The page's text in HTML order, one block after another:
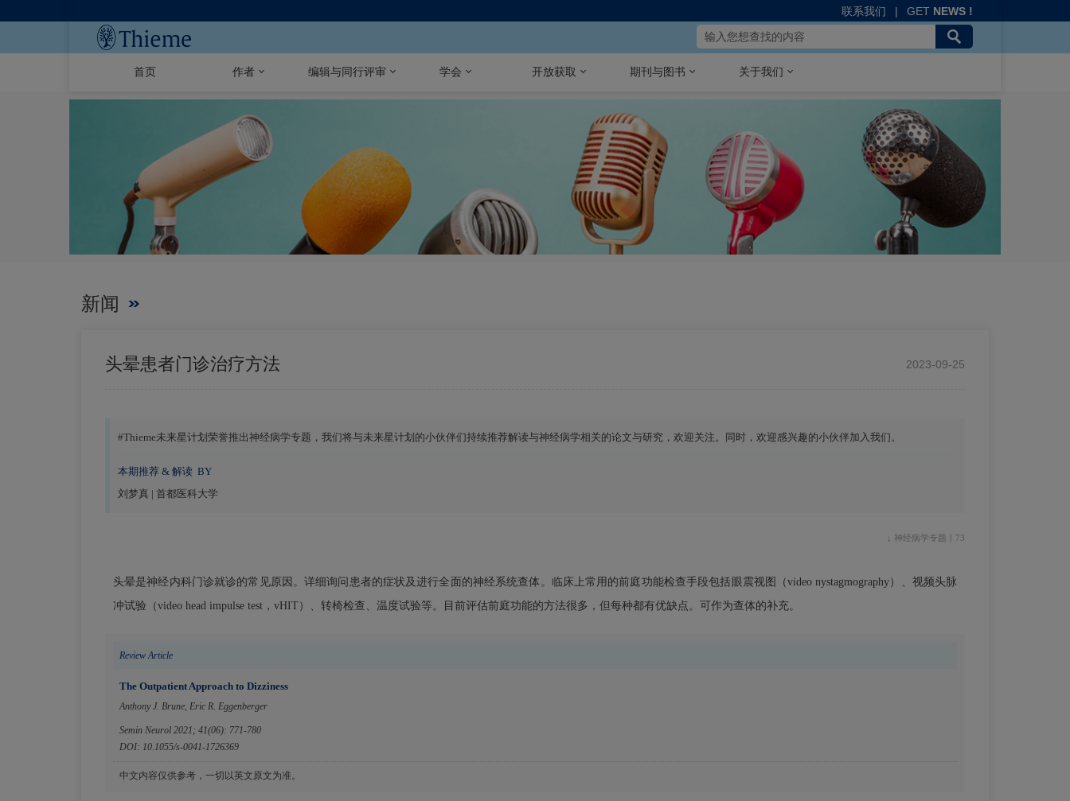
联系我们 | GET NEWS !
首页 作者 编辑与同行评审 学会 开放获取 期刊与图书 关于我们
新闻
头晕患者门诊治疗方法 2023-09-25
#Thieme未来星计划荣誉推出神经病学专题，我们将与未来星计划的小伙伴们持续推荐解读与神经病学相关的论文与研究，欢迎关注。同时，欢迎感兴趣的小伙伴加入我们。
本期推荐 & 解读 BY
刘梦真 | 首都医科大学
↓ 神经病学专题丨73
头晕是神经内科门诊就诊的常见原因。详细询问患者的症状及进行全面的神经系统查体。临床上常用的前庭功能检查手段包括眼震视图（video nystagmography）、视频头脉
冲试验（video head impulse test，vHIT）、转椅检查、温度试验等。目前评估前庭功能的方法很多，但每种都有优缺点。可作为查体的补充。
Review Article
The Outpatient Approach to Dizziness
Anthony J. Brune Eric R. Eggenberger
Semin Neurol 2021; 41(06): 771-780
DOI: 10.1055/s-0041-1726369
中文内容仅供参考，一切以英文原文为准。